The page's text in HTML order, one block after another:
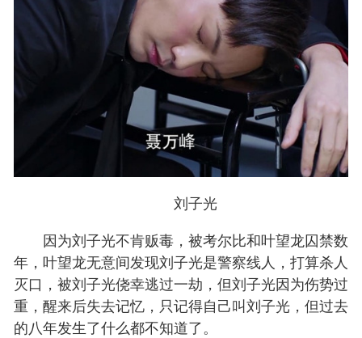
刘子光
因为刘子光不肯贩毒，被考尔比和叶望龙囚禁数
年，叶望龙无意间发现刘子光是警察线人，打算杀人
灭口，被刘子光侥幸逃过一劫，但刘子光因为伤势过
重，醒来后失去记忆，只记得自己叫刘子光，但过去
的八年发生了什么都不知道了。